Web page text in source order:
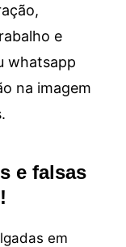
e
whatsapp
na imagem
e falsas
em